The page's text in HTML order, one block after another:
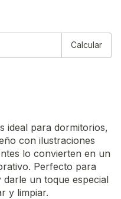
Calcular
ideal para dormitorios,
con ilustraciones
lo convierten en un
Perfecto para
un toque especial
y limpiar.